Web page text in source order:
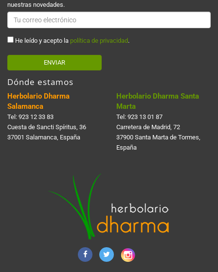
nuestras novedades.
He leído y acepto la política de privacidad .
ENVIAR
Dónde estamos
Herbolario Dharma
Salamanca
Tel: 923 12 33 83
Cuesta de Sancti Spí­ritus, 36
37001 Salamanca, España
Herbolario Dharma Santa
Marta
Tel: 923 13 01 87
Carretera de Madrid, 72
37900 Santa Marta de Tormes,
España